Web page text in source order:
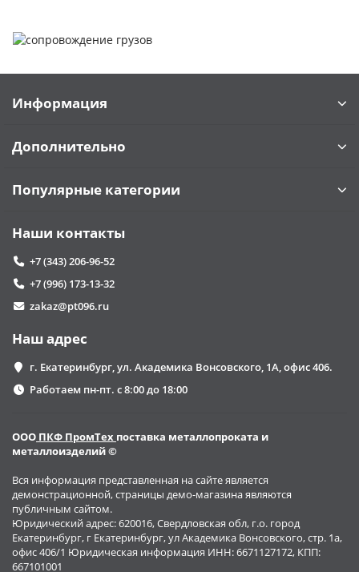
Информация
Дополнительно
Популярные категории
Наши контакты
+7 (343) 206-96-52
+7 (996) 173-13-32
zakaz@pt096.ru
Наш адрес
г. Екатеринбург, ул. Академика Вонсовского, 1А, офис 406.
Работаем пн-пт. с 8:00 до 18:00
ООО ПКФ ПромТех поставка металлопроката и
металлоизделий ©
Вся информация представленная на сайте является
демонстрационной, страницы демо-магазина являются
публичным сайтом.
Юридический адрес: 620016, Свердловская обл, г.о. город
Екатеринбург, г Екатеринбург, ул Академика Вонсовского, стр. 1а,
офис 406/1 Юридическая информация ИНН: 6671127172, КПП:
667101001